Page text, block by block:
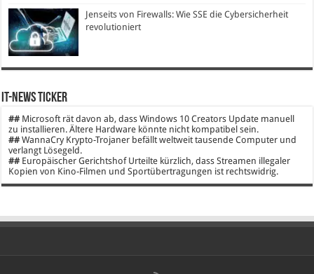
Jenseits von Firewalls: Wie SSE die Cybersicherheit
revolutioniert
IT-News Ticker
## Microsoft rät davon ab, dass Windows 10 Creators Update manuell
zu installieren. Ältere Hardware könnte nicht kompatibel sein.
## WannaCry Krypto-Trojaner befällt weltweit tausende Computer und
verlangt Lösegeld.
## Europäischer Gerichtshof Urteilte kürzlich, dass Streamen illegaler
Kopien von Kino-Filmen und Sportübertragungen ist rechtswidrig.